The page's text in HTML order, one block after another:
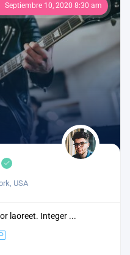
Septiembre 10, 2020 8:30 am
USA
laoreet. Integer ...